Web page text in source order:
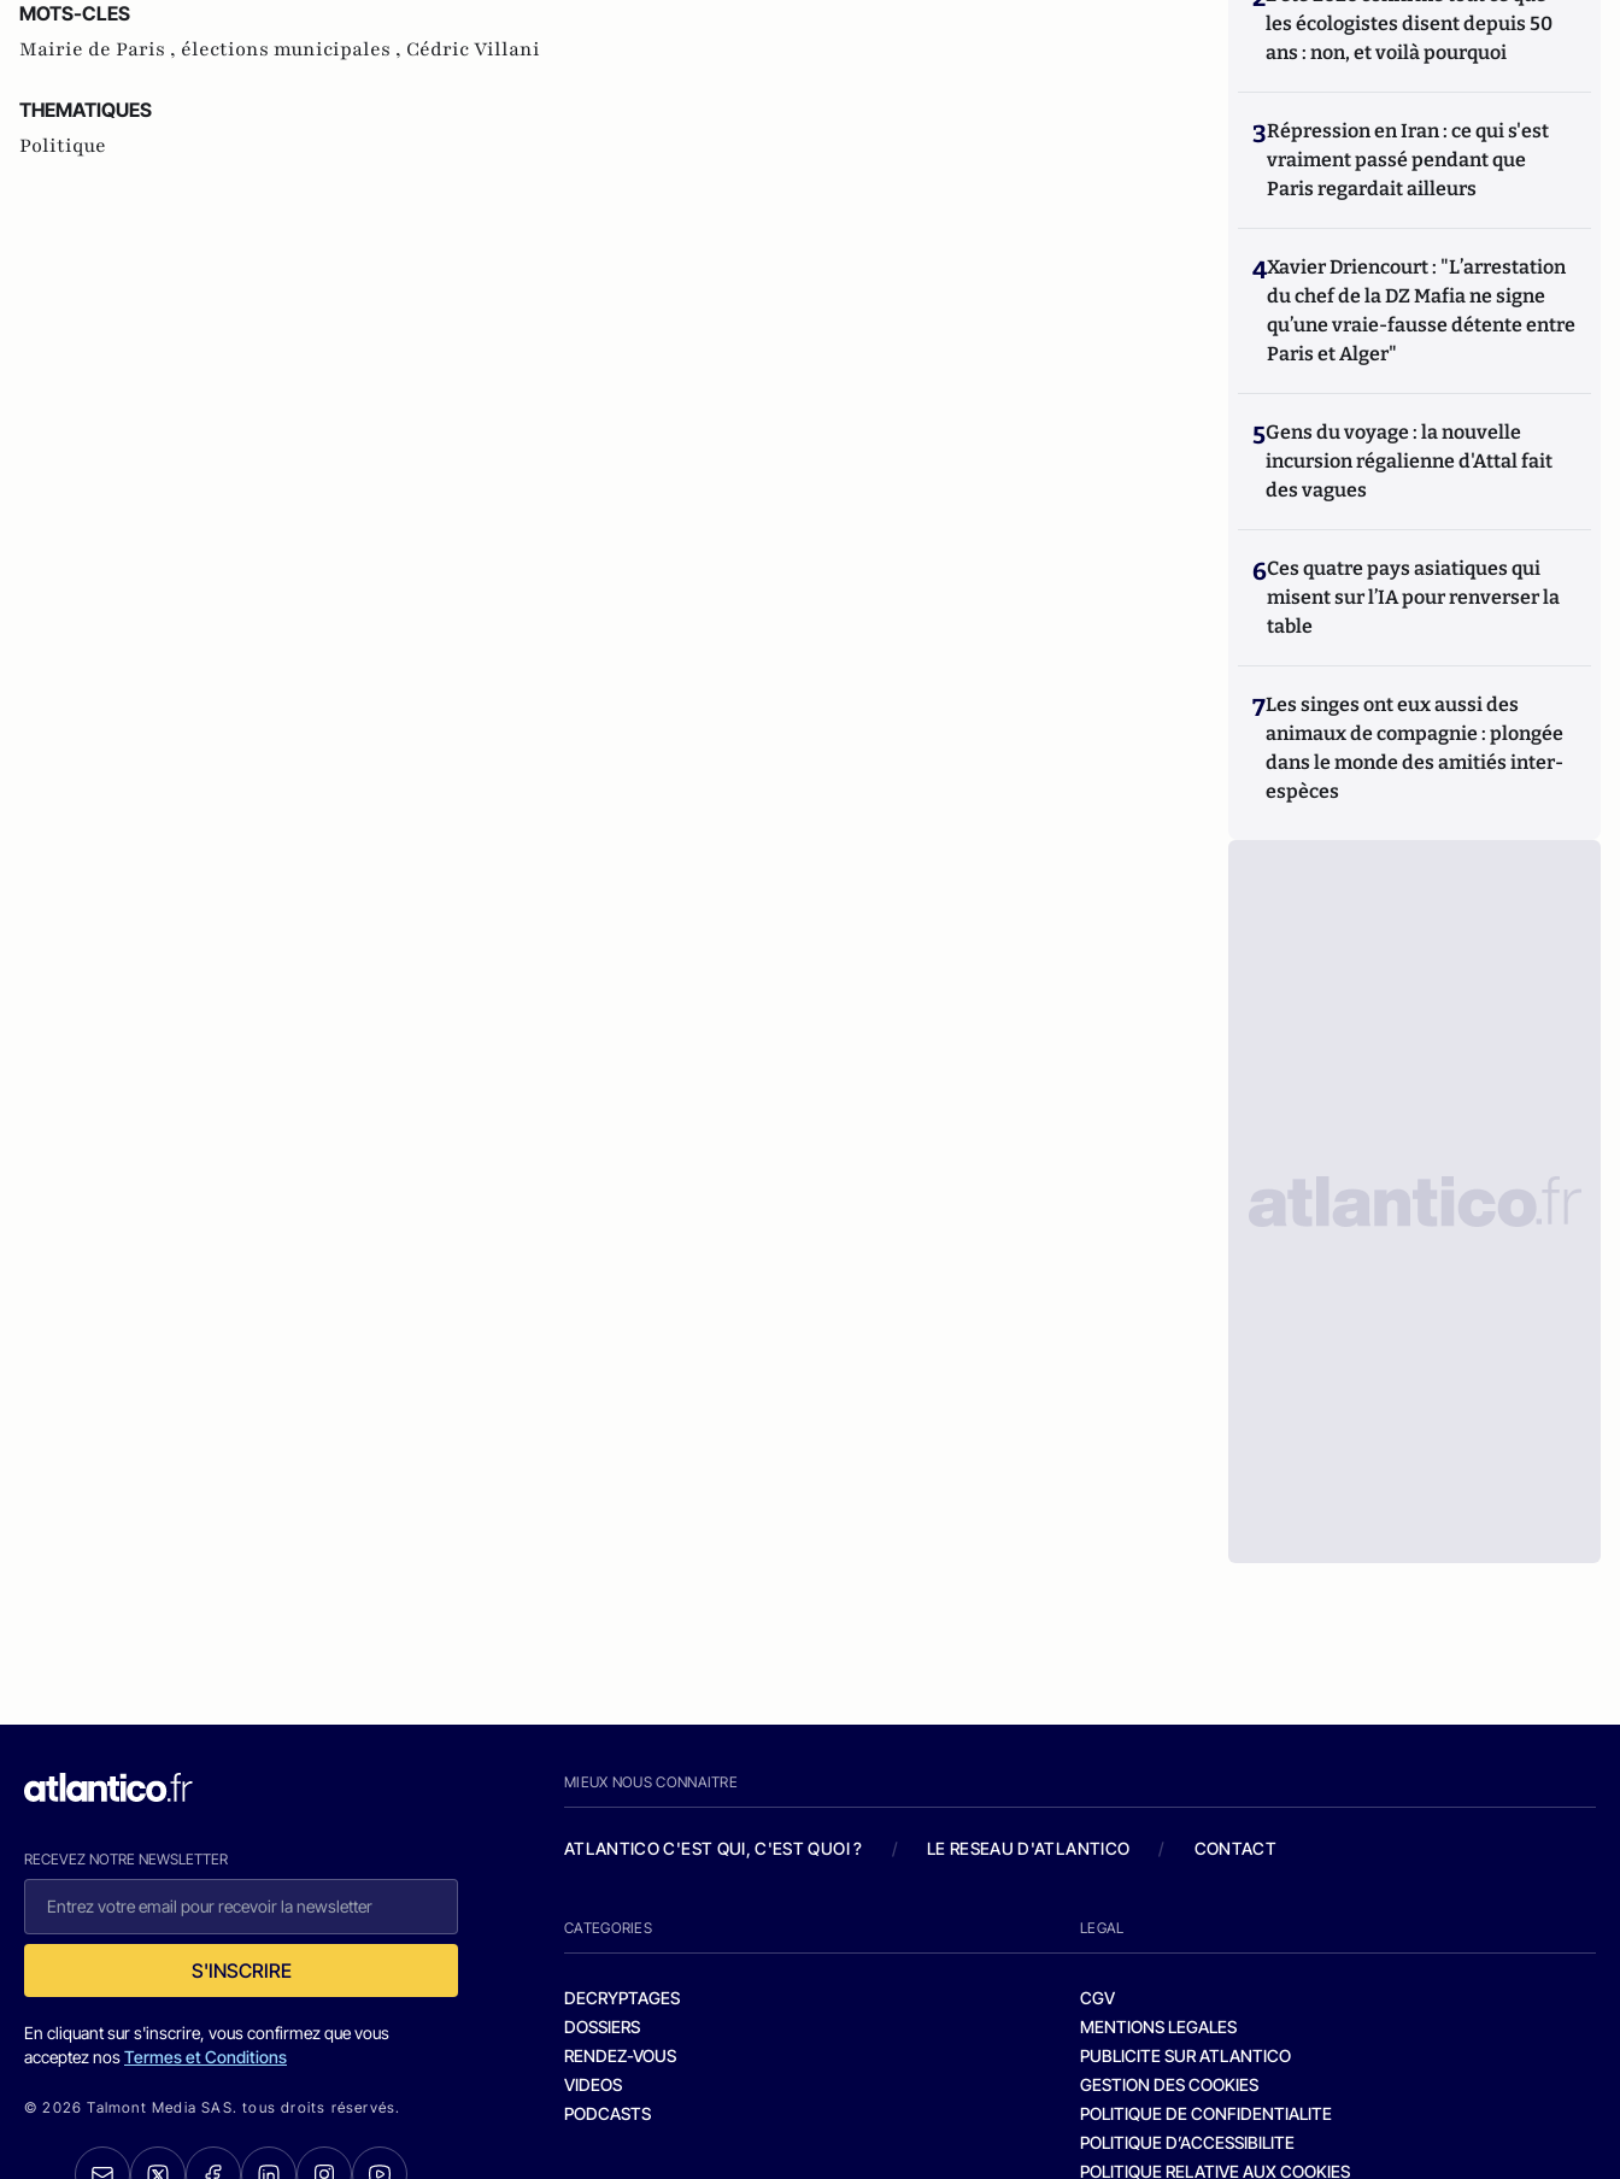
MOTS-CLES
Mairie de Paris , élections municipales , Cédric Villani
THEMATIQUES
Politique
les écologistes disent depuis 50
ans : non, et voilà pourquoi
3Répression en Iran : ce qui s'est
vraiment passé pendant que
Paris regardait ailleurs
4Xavier Driencourt : "L’arrestation
du chef de la DZ Mafia ne signe
qu’une vraie-fausse détente entre
Paris et Alger"
5Gens du voyage : la nouvelle
incursion régalienne d'Attal fait
des vagues
6Ces quatre pays asiatiques qui
misent sur l’IA pour renverser la
table
7Les singes ont eux aussi des
animaux de compagnie : plongée
dans le monde des amitiés inter-
espèces
RECEVEZ NOTRE NEWSLETTER
S'INSCRIRE
En cliquant sur s'inscrire, vous confirmez que vous
acceptez nosTermes et Conditions
© 2026 Talmont Media SAS. tous droits réservés.
MIEUX NOUS CONNAITRE
ATLANTICO C'EST QUI, C'EST QUOI ? / LE RESEAU D'ATLANTICO / CONTACT
CATEGORIES
DECRYPTAGES
DOSSIERS
RENDEZ-VOUS
VIDEOS
PODCASTS
LEGAL
CGV
MENTIONS LEGALES
PUBLICITE SUR ATLANTICO
GESTION DES COOKIES
POLITIQUE DE CONFIDENTIALITE
POLITIQUE D’ACCESSIBILITE
POLITIQUE RELATIVE AUX COOKIES